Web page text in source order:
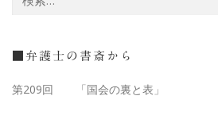
■弁護士の書斎から
第209回 「国会の裏と表」